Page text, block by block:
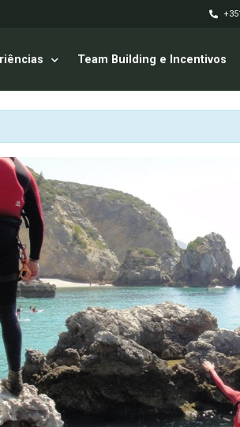
Team Building e Incentivos